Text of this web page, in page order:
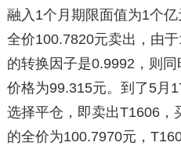
融入1个月期限面值为1个
全价100.7820元卖出，由
的转换因子是0.9992，则同
价格为99.315元。到了5月
选择平仓，即卖出T1606，
的全价为100.7970元，